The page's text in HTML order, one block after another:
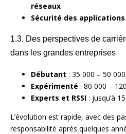
réseaux
Sécurité des applications
1.3. Des perspectives de
dans les grandes entreprises
Débutant : 35 000 – 50
Expérimenté : 80 000 –
Experts et RSSI : jusqu’à
L’évolution est rapide, avec des
responsabilité après quelques